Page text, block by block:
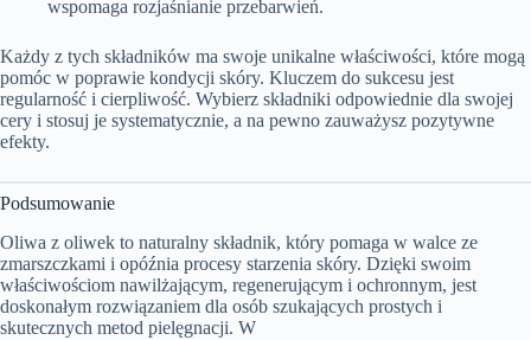
wspomaga rozjaśnianie przebarwień.
Każdy z tych składników ma swoje unikalne właściwości, które mogą
pomóc w poprawie kondycji skóry. Kluczem do sukcesu jest
regularność i cierpliwość. Wybierz składniki odpowiednie dla swojej
cery i stosuj je systematycznie, a na pewno zauważysz pozytywne
efekty.
Podsumowanie
Oliwa z oliwek to naturalny składnik, który pomaga w walce ze
zmarszczkami i opóźnia procesy starzenia skóry. Dzięki swoim
właściwościom nawilżającym, regenerującym i ochronnym, jest
doskonałym rozwiązaniem dla osób szukających prostych i
skutecznych metod pielęgnacji. W